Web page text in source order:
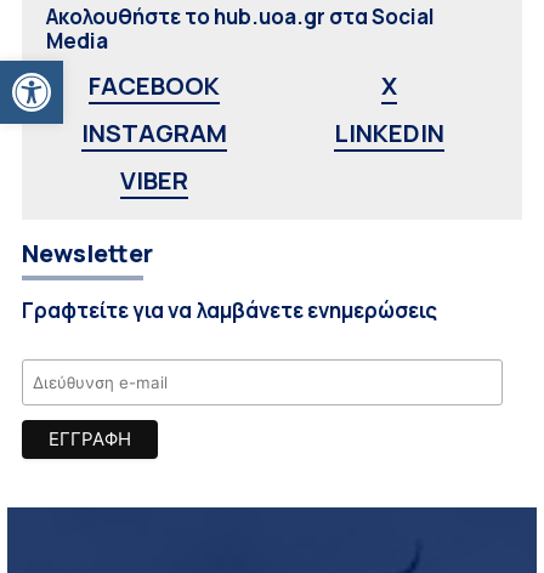
Ανοίξτε τη γραμμή εργαλείων
Ακολουθήστε το hub.uoa.gr στα Social
Media
FACEBOOK
X
INSTAGRAM
LINKEDIN
VIBER
Newsletter
Γραφτείτε για να λαμβάνετε ενημερώσεις